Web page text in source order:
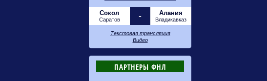
Сокол
Саратов - Алания
Владикавказ
Текстовая трансляция
Видео
ПАРТНЕРЫ ФНЛ